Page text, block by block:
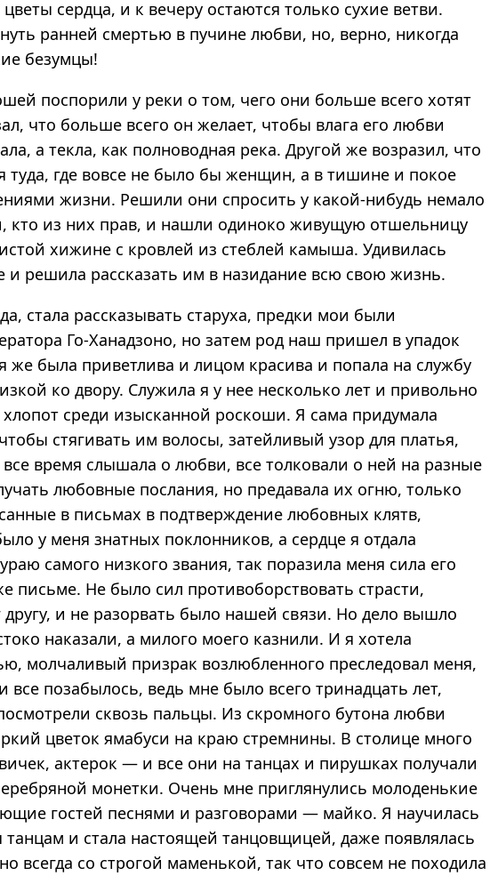
сердца, и к вечеру остаются только сухие ветви.
ранней смертью в пучине любви, но, верно, никогда
безумцы!
поспорили у реки о том, чего они больше всего хотят
что больше всего он желает, чтобы влага его любви
а текла, как полноводная река. Другой же возразил, что
туда, где вовсе не было бы женщин, а в тишине и покое
жизни. Решили они спросить у какой-нибудь немало
кто из них прав, и нашли одиноко живущую отшельницу
хижине с кровлей из стеблей камыша. Удивилась
и решила рассказать им в назидание всю свою жизнь.
стала рассказывать старуха, предки мои были
Го-Ханадзоно, но затем род наш пришел в упадок
же была приветлива и лицом красива и попала на службу
ко двору. Служила я у нее несколько лет и привольно
среди изысканной роскоши. Я сама придумала
стягивать им волосы, затейливый узор для платья,
время слышала о любви, все толковали о ней на разные
любовные послания, но предавала их огню, только
в письмах в подтверждение любовных клятв,
у меня знатных поклонников, а сердце я отдала
самого низкого звания, так поразила меня сила его
письме. Не было сил противо­бор­ствовать страсти,
другу, и не разорвать было нашей связи. Но дело вышло
наказали, а милого моего казнили. И я хотела
молчаливый призрак возлюбленного преследовал меня,
позабылось, ведь мне было всего тринадцать лет,
сквозь пальцы. Из скромного бутона любви
цветок ямабуси на краю стремнины. В столице много
актерок — и все они на танцах и пирушках получали
монетки. Очень мне приглянулись молоденькие
гостей песнями и разговорами — майко. Я научилась
и стала настоящей танцовщицей, даже появлялась
всегда со строгой маменькой, так что совсем не походила